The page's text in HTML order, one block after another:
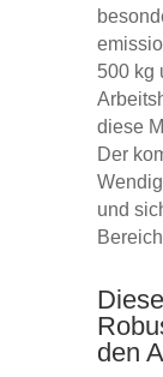
500 kg
diese
Der
und
den